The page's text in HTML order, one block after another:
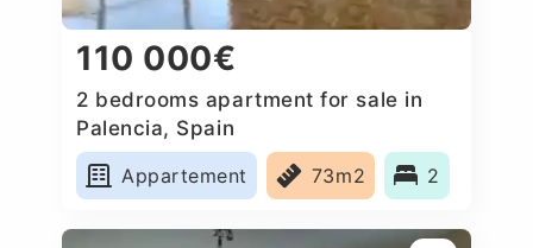
110 000€
2 bedrooms apartment for sale in
Palencia, Spain
Appartement
73m2 2